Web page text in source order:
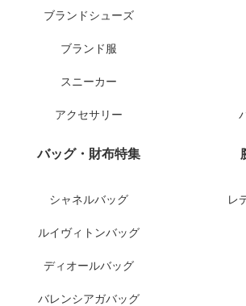
ブランドシューズ
ブランド服
スニーカー
アクセサリー
バッグ・財布特集
シャネルバッグ
ルイヴィトンバッグ
ディオールバッグ
バレンシアガバッグ
レ